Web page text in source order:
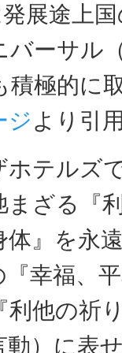
展途上
バーサル
積極的に
ジより引
ホテルズ
まざる『
体』を永
幸福、
利他の祈
）に表